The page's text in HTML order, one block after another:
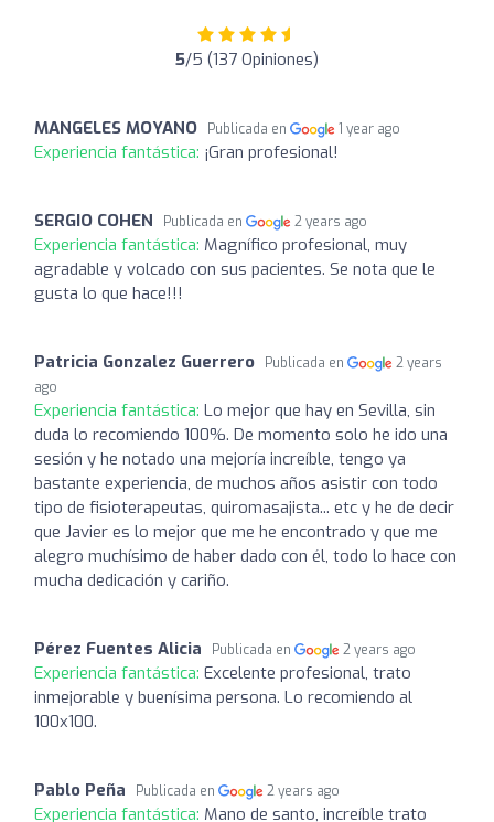
5/5 (137 Opiniones)
MANGELES MOYANO Publicada en 1 year ago
Experiencia fantástica: ¡Gran profesional!
SERGIO COHEN Publicada en 2 years ago
Experiencia fantástica: Magnífico profesional, muy
agradable y volcado con sus pacientes. Se nota que le
gusta lo que hace!!!
Patricia Gonzalez Guerrero Publicada en
2 years
ago
Experiencia fantástica: Lo mejor que hay en Sevilla, sin
duda lo recomiendo 100%. De momento solo he ido una
sesión y he notado una mejoría increíble, tengo ya
bastante experiencia, de muchos años asistir con todo
tipo de fisioterapeutas, quiromasajista... etc y he de decir
que Javier es lo mejor que me he encontrado y que me
alegro muchísimo de haber dado con él, todo lo hace con
mucha dedicación y cariño.
Pérez Fuentes Alicia Publicada en 2 years ago
Experiencia fantástica: Excelente profesional, trato
inmejorable y buenísima persona. Lo recomiendo al
100x100.
Pablo Peña Publicada en 2 years ago
Experiencia fantástica: Mano de santo, increíble trato